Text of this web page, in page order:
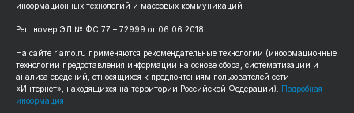
информационных технологий и массовых коммуникаций
Рег. номер ЭЛ № ФС 77 – 72999 от 06.06.2018
На сайте riamo.ru применяются рекомендательные технологии (информационные
технологии предоставления информации на основе сбора, систематизации и
анализа сведений, относящихся к предпочтениям пользователей сети
«Интернет», находящихся на территории Российской Федерации).
Подробная
информация